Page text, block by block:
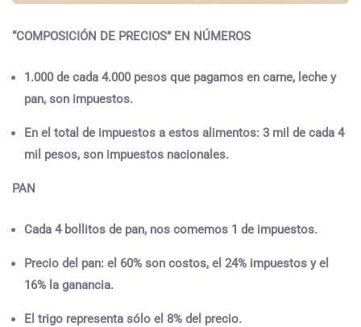
“COMPOSICIÓN DE PRECIOS” EN NÚMEROS
1.000 de cada 4.000 pesos que pagamos en carne, leche y
pan, son impuestos.
En el total de impuestos a estos alimentos: 3 mil de cada 4
mil pesos, son impuestos nacionales.
PAN
Cada 4 bollitos de pan, nos comemos 1 de impuestos.
Precio del pan: el 60% son costos, el 24% impuestos y el
16% la ganancia.
El trigo representa sólo el 8% del precio.